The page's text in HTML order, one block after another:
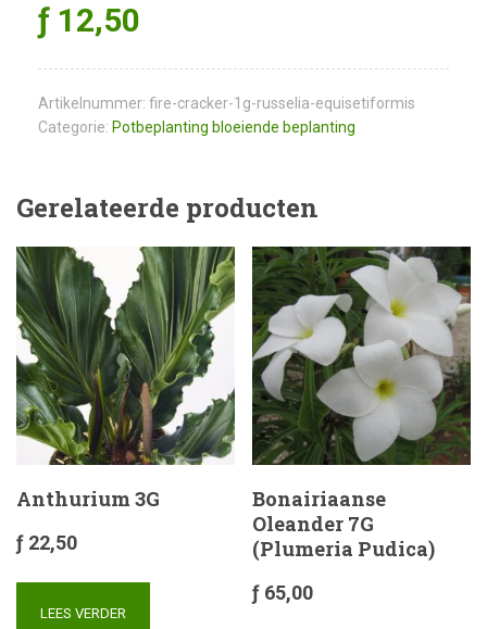
ƒ 12,50
Artikelnummer: fire-cracker-1g-russelia-equisetiformis
Categorie: Potbeplanting bloeiende beplanting
Gerelateerde producten
Anthurium 3G
ƒ 22,50
LEES VERDER
Bonairiaanse
Oleander 7G
(Plumeria Pudica)
ƒ 65,00